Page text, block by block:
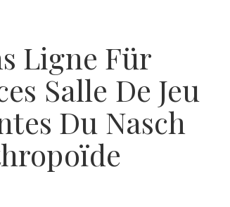
Ligne Für
Salle De Jeu
Du Nasch